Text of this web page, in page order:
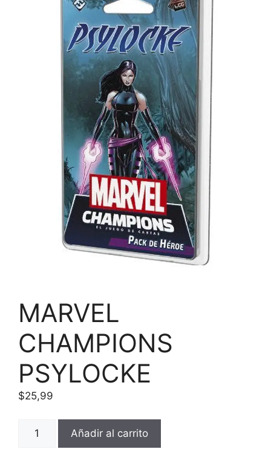
MARVEL
CHAMPIONS
PSYLOCKE
$25,99
CHAMPIONS
Añadir al carrito